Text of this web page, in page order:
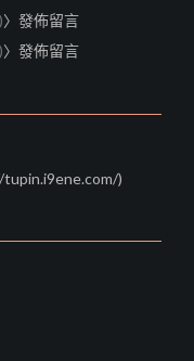
〉發佈留言
〉發佈留言
)